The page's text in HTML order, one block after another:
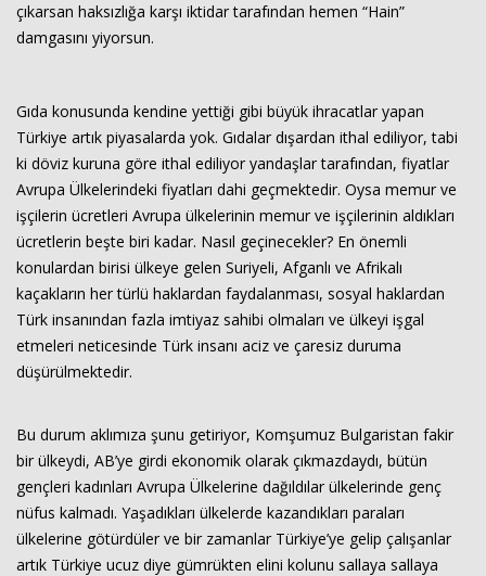
çıkarsan haksızlığa karşı iktidar tarafından hemen “Hain”
damgasını yiyorsun.
Gıda konusunda kendine yettiği gibi büyük ihracatlar yapan
Türkiye artık piyasalarda yok. Gıdalar dışardan ithal ediliyor, tabi
ki döviz kuruna göre ithal ediliyor yandaşlar tarafından, fiyatlar
Avrupa Ülkelerindeki fiyatları dahi geçmektedir. Oysa memur ve
işçilerin ücretleri Avrupa ülkelerinin memur ve işçilerinin aldıkları
ücretlerin beşte biri kadar. Nasıl geçinecekler? En önemli
konulardan birisi ülkeye gelen Suriyeli, Afganlı ve Afrikalı
kaçakların her türlü haklardan faydalanması, sosyal haklardan
Türk insanından fazla imtiyaz sahibi olmaları ve ülkeyi işgal
etmeleri neticesinde Türk insanı aciz ve çaresiz duruma
düşürülmektedir.
Bu durum aklımıza şunu getiriyor, Komşumuz Bulgaristan fakir
bir ülkeydi, AB’ye girdi ekonomik olarak çıkmazdaydı, bütün
gençleri kadınları Avrupa Ülkelerine dağıldılar ülkelerinde genç
nüfus kalmadı. Yaşadıkları ülkelerde kazandıkları paraları
ülkelerine götürdüler ve bir zamanlar Türkiye’ye gelip çalışanlar
artık Türkiye ucuz diye gümrükten elini kolunu sallaya sallaya